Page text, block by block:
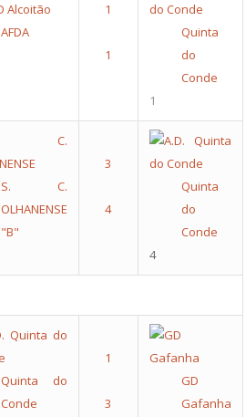
AFDA
Quinta
do
Conde
1
S. C.
OLHANENSE
"B"
Quinta
do
Conde
4
Quinta do
Conde
GD
Gafanha